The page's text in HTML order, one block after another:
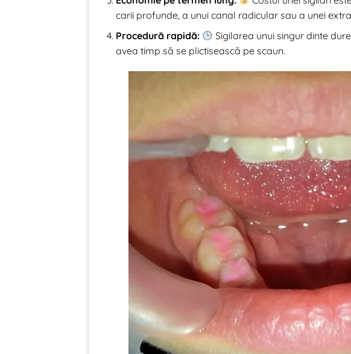
carii profunde, a unui canal radicular sau a unei
Procedură rapidă:
Sigilarea unui singur dinte
avea timp să se plictisească pe scaun.